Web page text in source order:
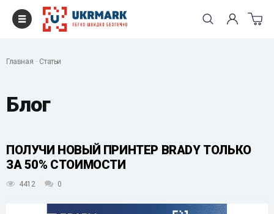
Главная Статьи
Блог
ПОЛУЧИ НОВЫЙ ПРИНТЕР BRADY ТОЛЬКО
ЗА 50% СТОИМОСТИ
4412 0